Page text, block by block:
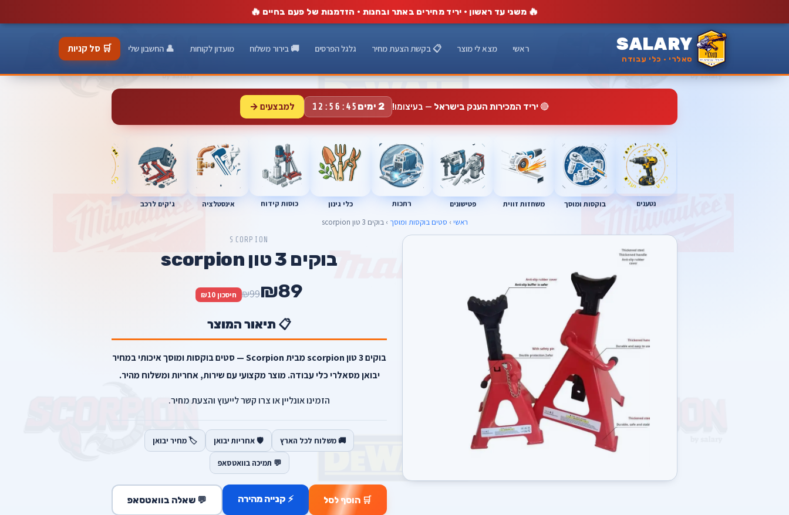
🔥משני עד ראשון · יריד מחירים באתר ובחנות · הזדמנות של פעם בחיים 🔥
SALARY
סאלרי · כלי עבודה
ראשי מצא לי מוצר 📋 בקשת הצעת מחיר גלגל הפרסים 🚚 בירור משלוח מועדון לקוחות 👤 החשבון שלי 🛒 סל קניות
🔴יריד המכירות הענק בישראל — בעיצומו! 2 ימים 12:56:44 למבצעים →
נטענים בוקסות ומוסך משחזות זווית פטישונים רתכות כלי גינון כוסות קידוח אינסטלציה ג'קים לרכב
ראשי › סטים בוקסות ומוסך › בוקים 3 טון scorpion
SCORPION
בוקים 3 טון scorpion
₪89
₪99 חיסכון ₪10
📋 תיאור המוצר
בוקים 3 טון scorpion מבית Scorpion — סטים בוקסות ומוסך איכותי במחיר
יבואן מסאלרי כלי עבודה. מוצר מקצועי עם שירות, אחריות ומשלוח מהיר.
הזמינו אונליין או צרו קשר לייעוץ והצעת מחיר.
🚚 משלוח לכל הארץ 🛡️ אחריות יבואן 🏷️ מחיר יבואן
💬 תמיכה בוואטסאפ
🛒 הוסף לסל ⚡ קנייה מהירה 💬 שאלה בוואטסאפ